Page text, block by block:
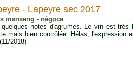
- Lapeyre sec 2017
manseng - négoce
notes d'agrumes. Le vin est très
mais bien contrôlée. Hélas, l'expression
2018)